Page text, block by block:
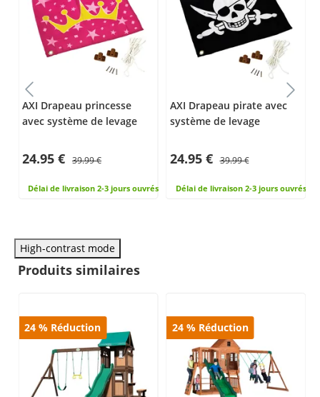
AXI Drapeau princesse
avec système de levage
24.95 € 39.99 €
Délai de livraison 2-3 jours ouvrés
AXI Drapeau pirate avec
système de levage
24.95 € 39.99 €
Délai de livraison 2-3 jours ouvrés
High-contrast mode
Produits similaires
24 % Réduction 24 % Réduction